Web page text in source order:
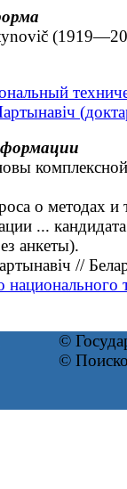
о методах и
...
анкеты).
//
национального
©
©